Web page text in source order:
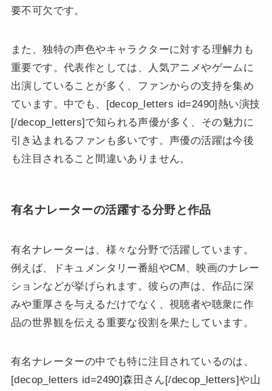
要不可欠です。
また、独特の声色やキャラクターに対する理解力も
重要です。代表作としては、人気アニメやゲームに
出演していることが多く、ファンからの支持を集め
ています。中でも、[decop_letters id=2490]熱い演技
[/decop_letters]で知られる声優が多く、その魅力に
引き込まれるファンも多いです。声優の活躍は今後
も注目されること間違いありません。
有名ナレーターの活躍する分野と作品
有名ナレーターは、様々な分野で活躍しています。
例えば、ドキュメンタリー番組やCM、映画のナレー
ションなどが挙げられます。彼らの声は、作品に深
みや重厚さを与えるだけでなく、視聴者や聴衆に作
品の世界観を伝える重要な役割を果たしています。
有名ナレーターの中でも特に注目されているのは、
[decop_letters id=2490]森田さん[/decop_letters]や山